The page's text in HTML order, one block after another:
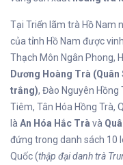
Tại Triển lãm trà Hồ Nam
của tỉnh Hồ Nam được
Thạch Môn Ngân Phong,
Dương Hoàng Trà
trắng), Đào Nguyên Hồng
Tiêm, Tân Hóa Hồng Trà,
làAn Hóa Hắc Trà và
đứng trong danh sách 10
Quốc (thập đại danh trà